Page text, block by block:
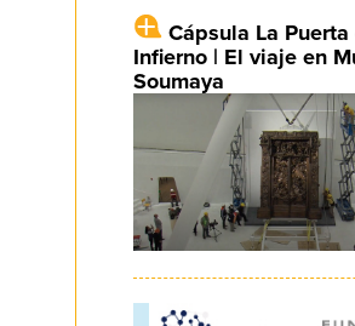
Cápsula La
Infierno | El viaje en
Soumaya